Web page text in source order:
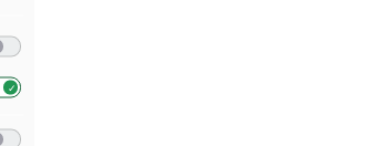
reduzierter Daten zur Auswahl von Werbeanzeigen
von Profilen für personalisierte Werbung